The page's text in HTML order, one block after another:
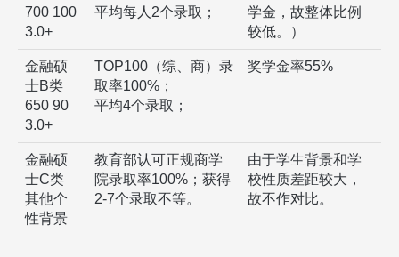
700 100
3.0+
平均每人2个录取；
学金，故整体比例
较低。）
金融硕
士B类
650 90
3.0+
TOP100（综、商）录
取率100%；
平均4个录取；
奖学金率55%
金融硕
士C类
其他个
性背景
教育部认可正规商学
院录取率100%；获得
2-7个录取不等。
由于学生背景和学
校性质差距较大，
故不作对比。